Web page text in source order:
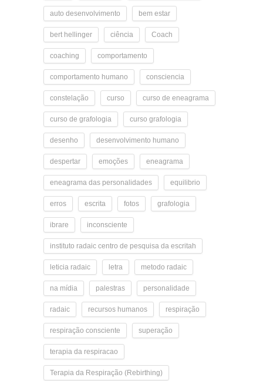
auto desenvolvimento bem estar
bert hellinger ciência Coach
coaching comportamento
comportamento humano consciencia
constelação curso curso de eneagrama
curso de grafologia curso grafologia
desenho desenvolvimento humano
despertar emoções eneagrama
eneagrama das personalidades equilibrio
erros escrita fotos grafologia
ibrare inconsciente
instituto radaic centro de pesquisa da escritah
leticia radaic letra metodo radaic
na mídia palestras personalidade
radaic recursos humanos respiração
respiração consciente superação
terapia da respiracao
Terapia da Respiração (Rebirthing)